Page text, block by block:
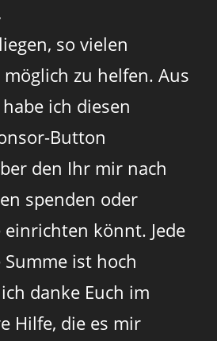
so vielen
zu helfen. Aus
ich diesen
Button
den Ihr mir nach
spenden oder
könnt. Jede
ist hoch
danke Euch im
Hilfe, die es mir